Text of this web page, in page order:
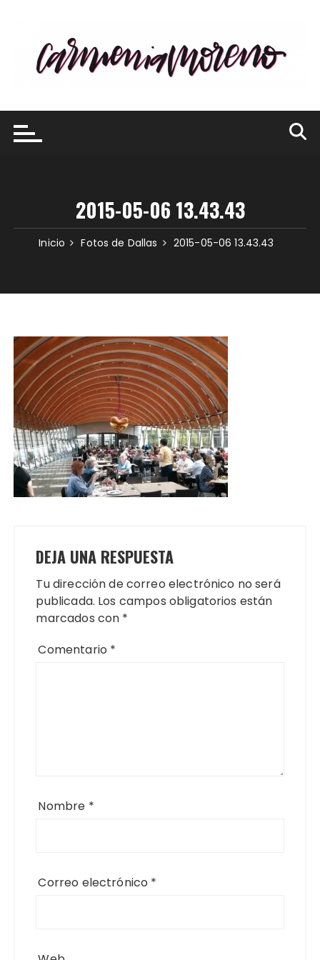
contenido
2015-05-06 13.43.43
Inicio Fotos de Dallas 2015-05-06 13.43.43
DEJA UNA RESPUESTA
Tu dirección de correo electrónico no será
publicada. Los campos obligatorios están
marcados con *
Comentario *
Nombre *
Correo electrónico *